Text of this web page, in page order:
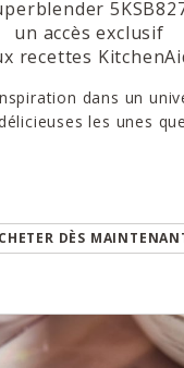
un accès exclusif
recettes
dans un
les unes
DÈS